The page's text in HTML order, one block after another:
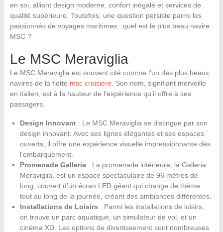
en soi, alliant design moderne, confort inégalé et services de
qualité supérieure. Toutefois, une question persiste parmi les
passionnés de voyages maritimes : quel est le plus beau navire
MSC ?
Le MSC Meraviglia
Le MSC Meraviglia est souvent cité comme l’un des plus beaux
navires de la flotte msc croisiere . Son nom, signifiant merveille
en italien, est à la hauteur de l’expérience qu’il offre à ses
passagers.
Design Innovant: Le MSC Meraviglia se distingue par son
design innovant. Avec ses lignes élégantes et ses espaces
ouverts, il offre une expérience visuelle impressionnante dès
l’embarquement.
Promenade Galleria: La promenade intérieure, la Galleria
Meraviglia, est un espace spectaculaire de 96 mètres de
long, couvert d’un écran LED géant qui change de thème
tout au long de la journée, créant des ambiances différentes.
Installations de Loisirs : Parmi les installations de loisirs,
on trouve un parc aquatique, un simulateur de vol, et un
cinéma XD. Les options de divertissement sont nombreuses